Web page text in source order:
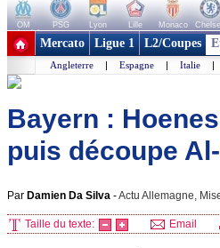
OM PSG Lyon Lille Monaco
+ de clubs
Mercato Ligue 1 L2/Coupes
Angleterre | Espagne | Italie |
Bayern :
puis découpe
Par Damien Da Silva -Actu Allemagne,
Taille du texte: Email